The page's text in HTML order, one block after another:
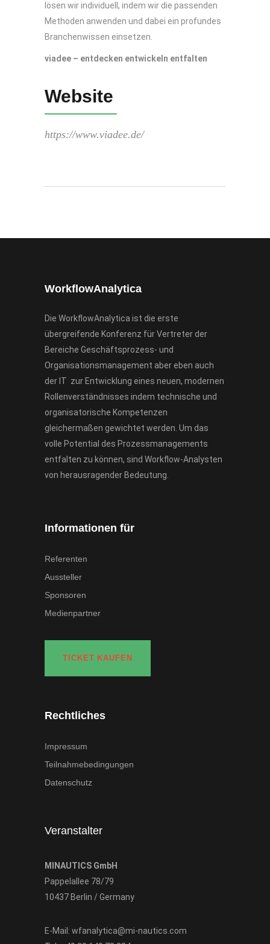
lösen wir individuell, indem wir die passenden
Methoden anwenden und dabei ein profundes
Branchenwissen einsetzen.
viadee – entdecken entwickeln entfalten
Website
https://www.viadee.de/
WorkflowAnalytica
Die WorkflowAnalytica ist die erste
übergreifende Konferenz für Vertreter der
Bereiche Geschäftsprozess- und
Organisationsmanagement aber eben auch
der IT zur Entwicklung eines neuen, modernen
Rollenverständnisses indem technische und
organisatorische Kompetenzen
gleichermaßen gewichtet werden. Um das
volle Potential des Prozessmanagements
entfalten zu können, sind Workflow-Analysten
von herausragender Bedeutung.
Informationen für
Referenten
Aussteller
Sponsoren
Medienpartner
TICKET KAUFEN
Rechtliches
Impressum
Teilnahmebedingungen
Datenschutz
Veranstalter
MINAUTICS GmbH
Pappelallee 78/79
10437 Berlin / Germany
E-Mail: wfanalytica@mi-nautics.com